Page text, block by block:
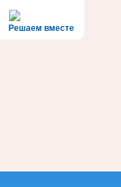
Решаем вместе